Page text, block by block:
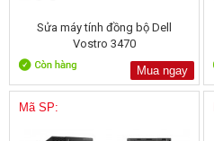
Sửa máy tính đồng bộ Dell
Vostro 3470
Mua ngay
Mã SP: